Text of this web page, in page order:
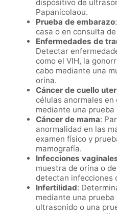
dispositivo de
Papanicolaou.
Prueba de embarazo
casa o en consulta
Enfermedades de
Detectar
como el VIH, la
cabo mediante una
orina.
Cáncer de cuello
células anormales
mediante una prueba
Cáncer de mama:
anormalidad en las
examen físico y
mamografía.
Infecciones
muestra de orina o
detectan infecciones
Infertilidad:
mediante una
ultrasonido o una